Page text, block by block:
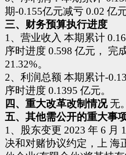
期-0.155亿元减亏 0.02 亿
三、财务预算执行进度
1、营业收入 本期累计
序时进度 0.598 亿元， 完
21.32%。
2、利润总额 本期累计-
序时进度 0.1395 亿元。
四、重大改革改制情况 无。
五、其他需公开的重大事
1、股东变更 2023 年 6 月
决和对赌协议约定，上 海